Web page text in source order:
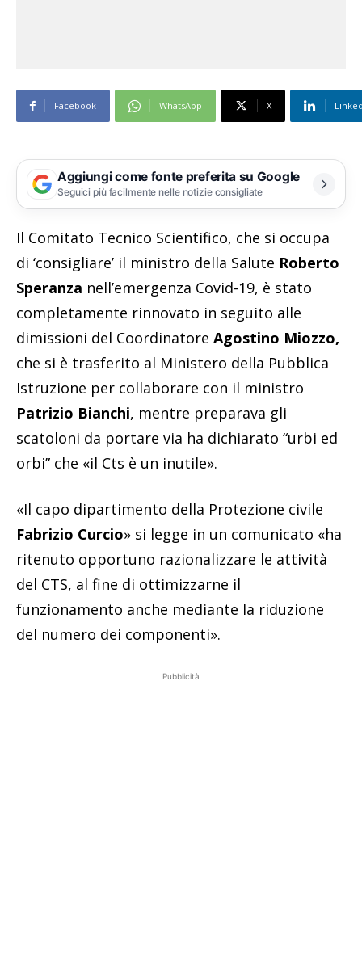
Facebook WhatsApp X
Aggiungi come fonte preferita su Google
Seguici più facilmente nelle notizie consigliate
Il Comitato Tecnico Scientifico, che si occupa
di ‘consigliare’ il ministro della Salute Roberto
Speranza nell’emergenza Covid-19, è stato
completamente rinnovato in seguito alle
dimissioni del Coordinatore Agostino Miozzo,
che si è trasferito al Ministero della Pubblica
Istruzione per collaborare con il ministro
Patrizio Bianchi, mentre preparava gli
scatoloni da portare via ha dichiarato “urbi ed
orbi” che «il Cts è un inutile».
«Il capo dipartimento della Protezione civile
Fabrizio Curcio» si legge in un comunicato «ha
ritenuto opportuno razionalizzare le attività
del CTS, al fine di ottimizzarne il
funzionamento anche mediante la riduzione
del numero dei componenti».
Pubblicità